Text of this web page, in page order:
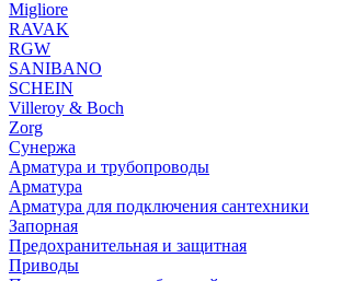
Migliore
RAVAK
RGW
SANIBANO
SCHEIN
Villeroy & Boch
Zorg
Сунержа
Арматура и трубопроводы
Арматура
Арматура для подключения сантехники
Запорная
Предохранительная и защитная
Приводы